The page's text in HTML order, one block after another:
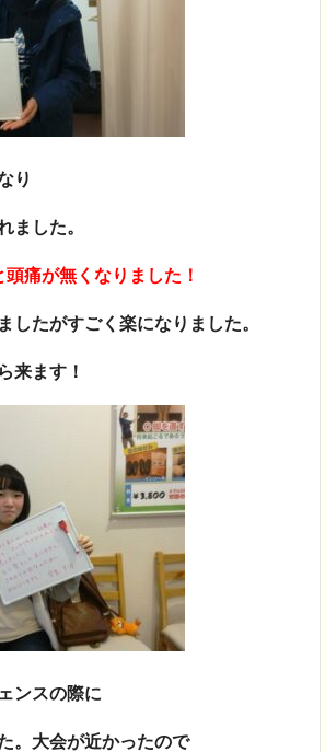
り
ました。
痛が無くなりました！
したがすごく楽になりました。
来ます！
ンスの際に
。大会が近かったので